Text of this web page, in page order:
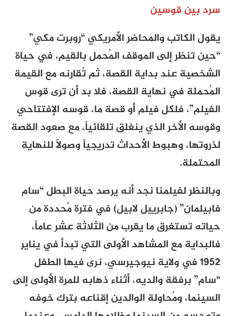
سرد بين قوسين
يقول الكاتب والمحاضر الأمريكي “روبرت مكي”
“حين تنظر إلى الموقف المُحمل بالقيم، في حياة
الشخصية عند بداية القصة، ثم تُقارنه مع القيمة
المُحملة في نهاية القصة، فلا بد أن ترى قوس
الفيلم”، فلكل فيلم أو قصة ما، قوسه الإفتتاحي
وقوسه الأخر الذي ينغلق تلقائياً، مع صعود القصة
لذروتها، وهبوط الأحداث تدريجياً وصولاً للنهاية
المحتملة.
وبالنظر لفيلمنا نجد أنه يرصد حياة البطل “سام
فابيلمان” (جابرييل لابيل) في فترة مُحددة من
حياته تستغرق ما يقرب من الثلاثة عشر عاماً،
فالبداية مع المشاهد الأولى التي تبدأ في يناير
1952 في ولاية نيوجيرسي، نرى فيها الطفل
“سام” برفقة والديه، أثناء ذهابه للمرة الأولى إلى
السينما، ومُحاولة الوالدين إقناعه بترك خوفه